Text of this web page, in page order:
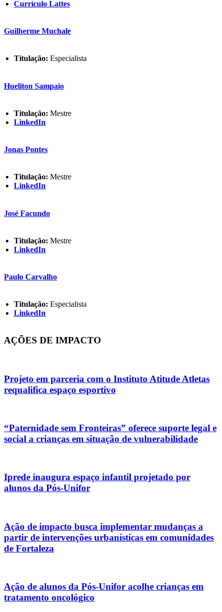
Currículo Lattes
Guilherme Muchale
Titulação: Especialista
Hueliton Sampaio
Titulação: Mestre
LinkedIn
Jonas Pontes
Titulação: Mestre
LinkedIn
José Facundo
Titulação: Mestre
LinkedIn
Paulo Carvalho
Titulação: Especialista
LinkedIn
AÇÕES DE IMPACTO
Projeto em parceria com o Instituto Atitude Atletas
requalifica espaço esportivo
“Paternidade sem Fronteiras” oferece suporte legal e
social a crianças em situação de vulnerabilidade
Iprede inaugura espaço infantil projetado por
alunos da Pós-Unifor
Ação de impacto busca implementar mudanças a
partir de intervenções urbanísticas em comunidades
de Fortaleza
Ação de alunos da Pós-Unifor acolhe crianças em
tratamento oncológico